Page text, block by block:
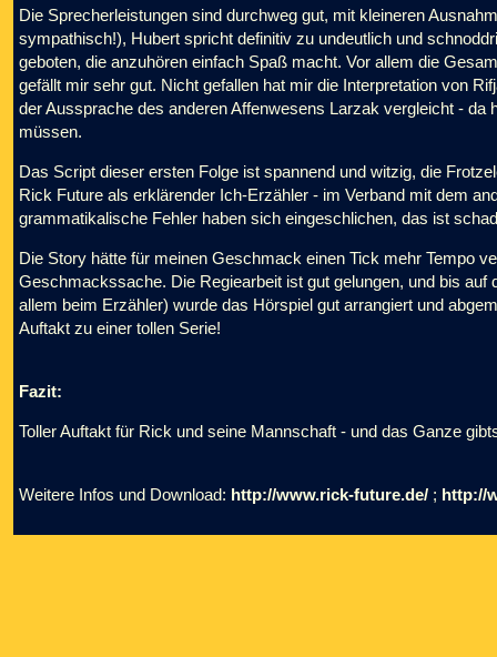
Die Sprecherleistungen sind durchweg gut, mit kleineren
sympathisch!), Hubert spricht definitiv zu undeutlich und
geboten, die anzuhören einfach Spaß macht. Vor allem die
gefällt mir sehr gut. Nicht gefallen hat mir die Interpretation von
der Aussprache des anderen Affenwesens Larzak vergleicht - da
müssen.
Das Script dieser ersten Folge ist spannend und witzig, die
Rick Future als erklärender Ich-Erzähler - im Verband mit dem
grammatikalische Fehler haben sich eingeschlichen, das ist
Die Story hätte für meinen Geschmack einen Tick mehr Tempo
Geschmackssache. Die Regiearbeit ist gut gelungen, und bis
allem beim Erzähler) wurde das Hörspiel gut arrangiert und
Auftakt zu einer tollen Serie!
Fazit:
Toller Auftakt für Rick und seine Mannschaft - und das Ganze
Weitere Infos und Download: http://www.rick-future.de/ ; http://